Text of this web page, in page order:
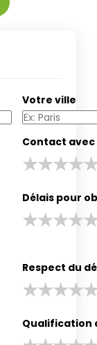
Votre ville
Contact
Délais pour
Respect du
Qualification